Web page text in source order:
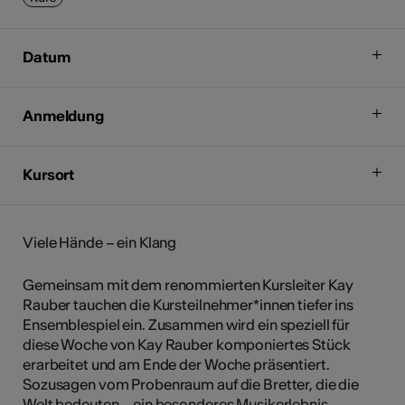
Datum
Anmeldung
Kursort
Viele Hände – ein Klang
Gemeinsam mit dem renommierten Kursleiter Kay
Rauber tauchen die Kursteilnehmer*innen tiefer ins
Ensemblespiel ein. Zusammen wird ein speziell für
diese Woche von Kay Rauber komponiertes Stück
erarbeitet und am Ende der Woche präsentiert.
Sozusagen vom Probenraum auf die Bretter, die die